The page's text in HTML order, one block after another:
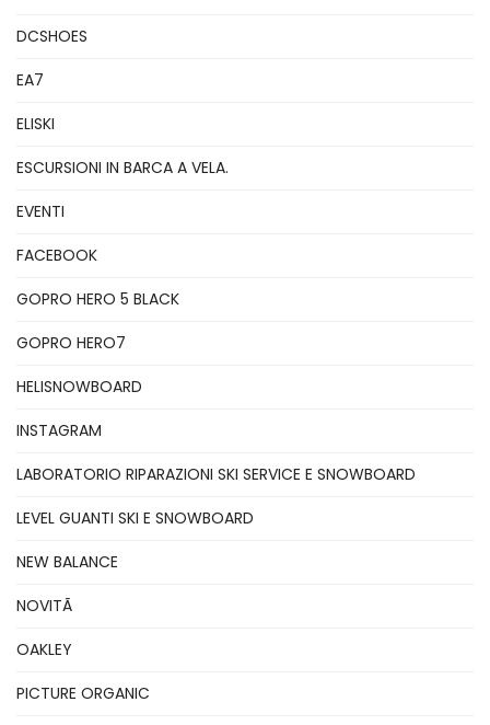
DCSHOES
EA7
ELISKI
ESCURSIONI IN BARCA A VELA.
EVENTI
FACEBOOK
GOPRO HERO 5 BLACK
GOPRO HERO7
HELISNOWBOARD
INSTAGRAM
LABORATORIO RIPARAZIONI SKI SERVICE E SNOWBOARD
LEVEL GUANTI SKI E SNOWBOARD
NEW BALANCE
NOVITÃ
OAKLEY
PICTURE ORGANIC